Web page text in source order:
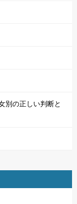
別の正しい判断と